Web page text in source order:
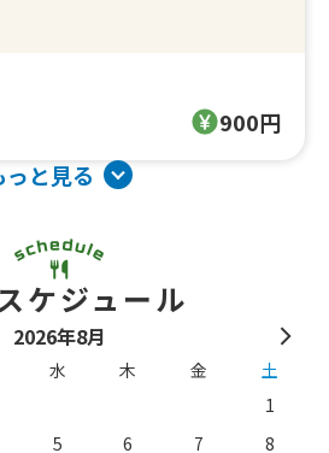
900円
っと見る
ケジュール
2026年8月
水 木 金
土
1
5 6 7
8